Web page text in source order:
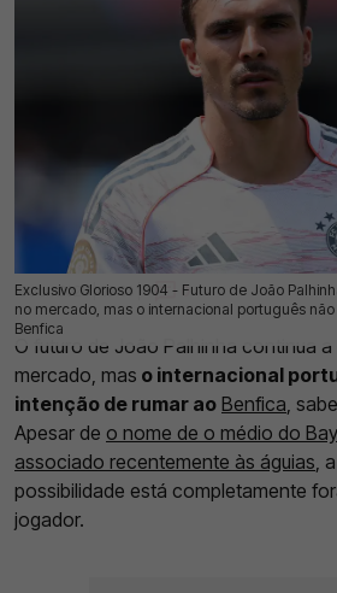
Exclusivo Glorioso 1904 - Futuro de João
no mercado, mas o internacional português
Benfica
16 Jun 2026 | 03:00 | 0
O futuro de João Palhinha continua
mercado, mas o internacional
intenção de rumar ao Benfica,
Apesar de o nome de o médio do
associado recentemente às águias,
possibilidade está completamente
jogador.